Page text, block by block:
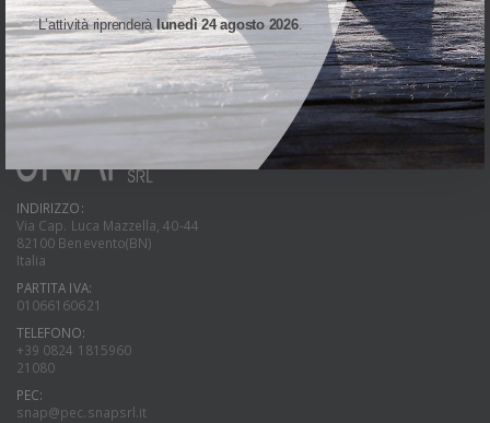
L’attività riprenderàlunedì 24 agosto 2026.
UNA DIVISIONE DI
INDIRIZZO:
Via Cap. Luca Mazzella, 40-44
82100 Benevento(BN)
Italia
PARTITA IVA:
01066160621
TELEFONO:
+39 0824 1815960
21080
PEC:
snap@pec.snapsrl.it